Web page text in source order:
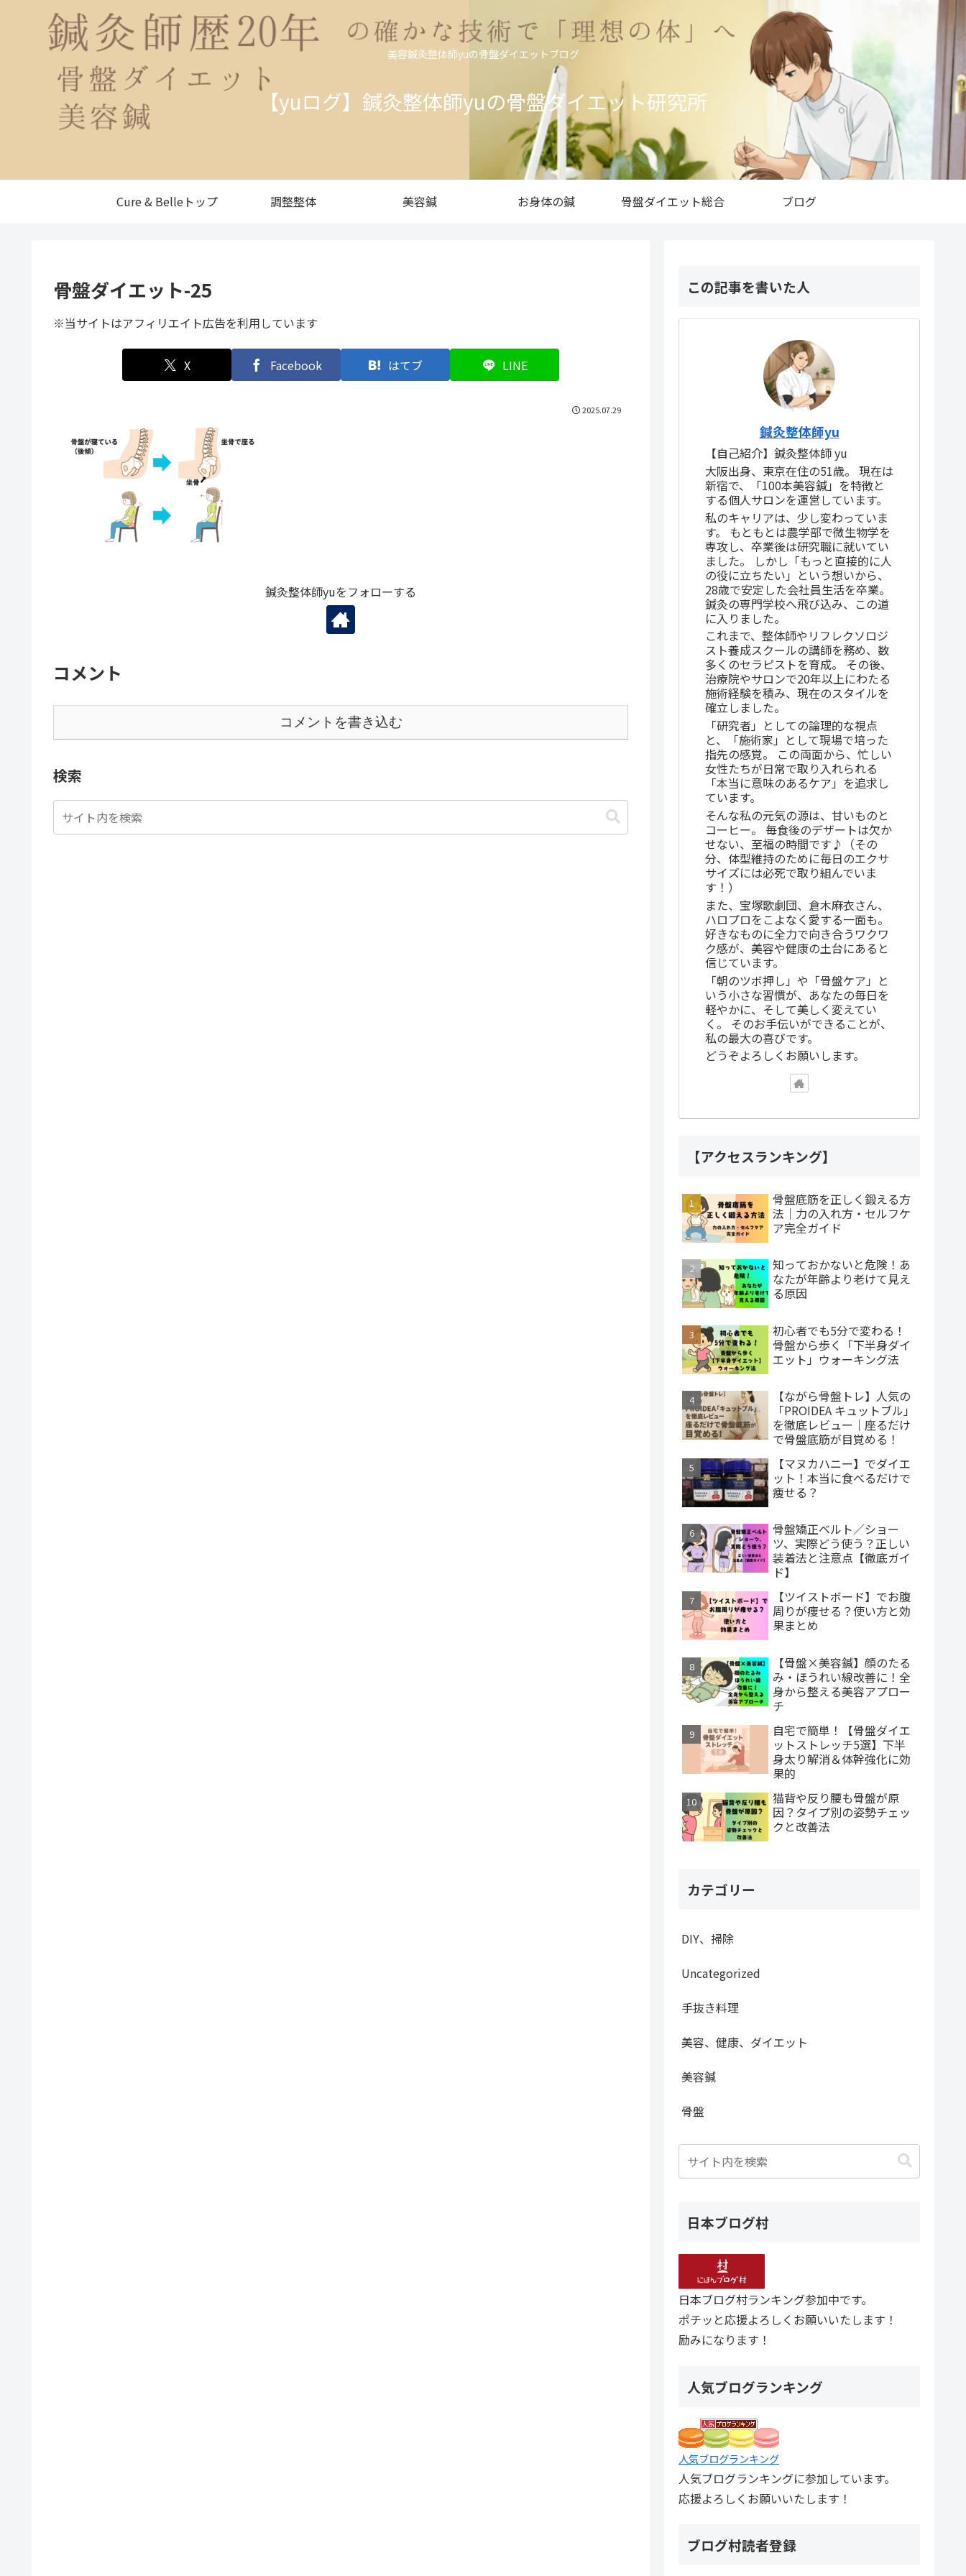
美容鍼灸整体師yuの骨盤ダイエットブログ
【yuログ】鍼灸整体師yuの骨盤ダイエット研究所
Cure & Belleトップ 調整整体 美容鍼 お身体の鍼 骨盤ダイエット総合 ブログ
骨盤ダイエット-25
※当サイトはアフィリエイト広告を利用しています
X Facebook はてブ LINE
2025.07.29
鍼灸整体師yuをフォローする
コメント
コメントを書き込む
検索
この記事を書いた人
鍼灸整体師yu
【自己紹介】鍼灸整体師 yu
大阪出身、東京在住の51歳。 現在は
新宿で、「100本美容鍼」を特徴と
する個人サロンを運営しています。
私のキャリアは、少し変わっていま
す。 もともとは農学部で微生物学を
専攻し、卒業後は研究職に就いてい
ました。 しかし「もっと直接的に人
の役に立ちたい」という想いから、
28歳で安定した会社員生活を卒業。
鍼灸の専門学校へ飛び込み、この道
に入りました。
これまで、整体師やリフレクソロジ
スト養成スクールの講師を務め、数
多くのセラピストを育成。 その後、
治療院やサロンで20年以上にわたる
施術経験を積み、現在のスタイルを
確立しました。
「研究者」としての論理的な視点
と、「施術家」として現場で培った
指先の感覚。 この両面から、忙しい
女性たちが日常で取り入れられる
「本当に意味のあるケア」を追求し
ています。
そんな私の元気の源は、甘いものと
コーヒー。 毎食後のデザートは欠か
せない、至福の時間です♪（その
分、体型維持のために毎日のエクサ
サイズには必死で取り組んでいま
す！）
また、宝塚歌劇団、倉木麻衣さん、
ハロプロをこよなく愛する一面も。
好きなものに全力で向き合うワクワ
ク感が、美容や健康の土台にあると
信じています。
「朝のツボ押し」や「骨盤ケア」と
いう小さな習慣が、あなたの毎日を
軽やかに、そして美しく変えてい
く。 そのお手伝いができることが、
私の最大の喜びです。
どうぞよろしくお願いします。
【アクセスランキング】
骨盤底筋を正しく鍛える方
法｜力の入れ方・セルフケ
ア完全ガイド
知っておかないと危険！あ
なたが年齢より老けて見え
る原因
初心者でも5分で変わる！
骨盤から歩く「下半身ダイ
エット」ウォーキング法
【ながら骨盤トレ】人気の
「PROIDEA キュットブル」
を徹底レビュー｜座るだけ
で骨盤底筋が目覚める！
【マヌカハニー】でダイエ
ット！本当に食べるだけで
痩せる？
骨盤矯正ベルト／ショー
ツ、実際どう使う？正しい
装着法と注意点【徹底ガイ
ド】
【ツイストボード】でお腹
周りが痩せる？使い方と効
果まとめ
【骨盤×美容鍼】顔のたる
み・ほうれい線改善に！全
身から整える美容アプロー
チ
自宅で簡単！【骨盤ダイエ
ットストレッチ5選】下半
身太り解消＆体幹強化に効
果的
猫背や反り腰も骨盤が原
因？タイプ別の姿勢チェッ
クと改善法
カテゴリー
DIY、掃除
Uncategorized
手抜き料理
美容、健康、ダイエット
美容鍼
骨盤
日本ブログ村
日本ブログ村ランキング参加中です。
ポチッと応援よろしくお願いいたします！
励みになります！
人気ブログランキング
人気ブログランキング
人気ブログランキングに参加しています。
応援よろしくお願いいたします！
ブログ村読者登録